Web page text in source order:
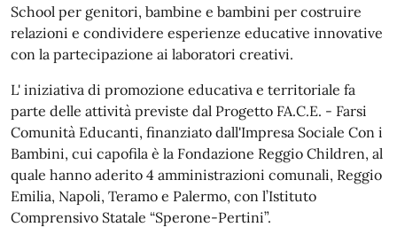
School per genitori, bambine e bambini per costruire
relazioni e condividere esperienze educative innovative
con la partecipazione ai laboratori creativi.
L' iniziativa di promozione educativa e territoriale fa
parte delle attività previste dal Progetto FA.C.E. - Farsi
Comunità Educanti, finanziato dall'Impresa Sociale Con i
Bambini, cui capofila è la Fondazione Reggio Children, al
quale hanno aderito 4 amministrazioni comunali, Reggio
Emilia, Napoli, Teramo e Palermo, con l’Istituto
Comprensivo Statale “Sperone-Pertini”.